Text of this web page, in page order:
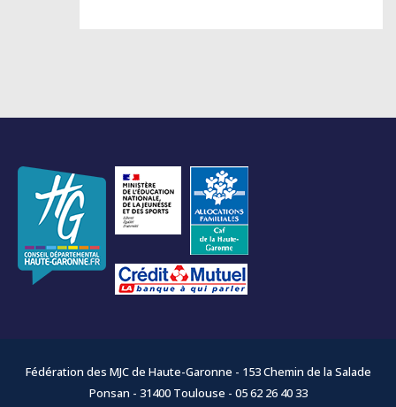
Fédération des MJC de Haute-Garonne - 153 Chemin de la Salade
Ponsan - 31400 Toulouse - 05 62 26 40 33